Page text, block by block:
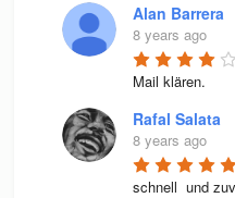
Alan Barrera
8 years ago
Mail klären.
Rafal Salata
8 years ago
schnell  und